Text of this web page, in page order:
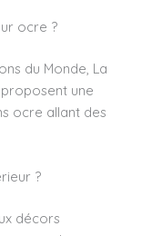
ocre ?
du Monde, La
une
ocre allant des
?
décors